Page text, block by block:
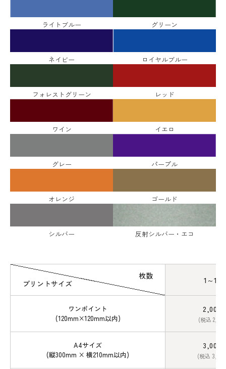
ライトブルー グリーン
ネイビー ロイヤルブルー
フォレストグリーン レッド
ワイン イエロ
グレー パープル
オレンジ ゴールド
シルバー 反射シルバー・エコ
枚数
プリントサイズ
1～12
ワンポイント
(120mm×120mm以内)
2,000
(税込
A4サイズ
(縦300mm × 横210mm以内)
3,000
(税込